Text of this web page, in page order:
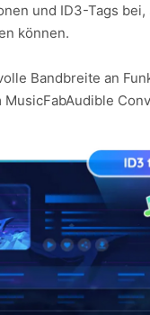
und ID3-Tags bei,
können.
Bandbreite an
MusicFabAudible